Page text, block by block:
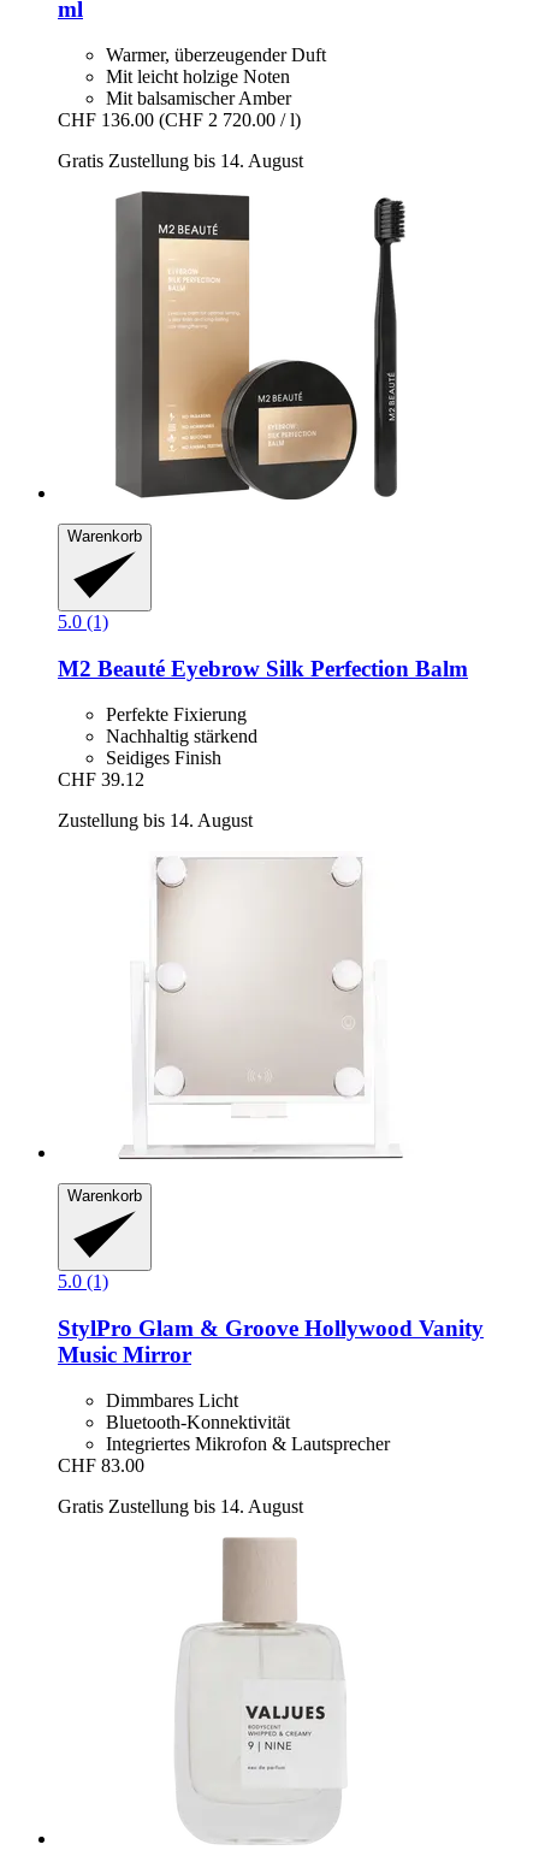
ml
Warmer, überzeugender Duft
Mit leicht holzige Noten
Mit balsamischer Amber
CHF 136.00 (CHF 2 720.00 / l)
Gratis Zustellung bis 14. August
Warenkorb
5.0 (1)
M2 Beauté Eyebrow Silk Perfection Balm
Perfekte Fixierung
Nachhaltig stärkend
Seidiges Finish
CHF 39.12
Zustellung bis 14. August
Warenkorb
5.0 (1)
StylPro Glam & Groove Hollywood Vanity
Music Mirror
Dimmbares Licht
Bluetooth-Konnektivität
Integriertes Mikrofon & Lautsprecher
CHF 83.00
Gratis Zustellung bis 14. August